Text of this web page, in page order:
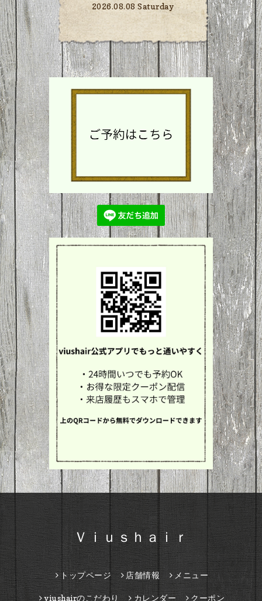
2026.08.08 Saturday
Ｖｉｕｓｈａｉｒ
トップページ 店舗情報 メニュー
viushairのこだわり カレンダー クーポン